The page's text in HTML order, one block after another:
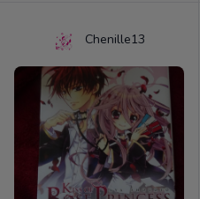
Chenille13